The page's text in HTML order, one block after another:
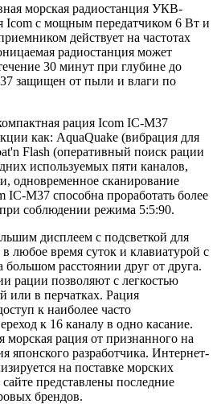
морская радиостанция УКВ-
Icom с мощным передатчиком 6 Вт и
действует на частотах
радиостанция может
30 минут при глубине до
защищен от пыли и влаги по
рация Icom IC-M37
как: AquaQuake (вибрация для
Flash (оперативный поиск рации
используемых пяти каналов,
одновременное сканирование
IC-M37 способна проработать более
при соблюдении режима 5:5:90.
дисплеем с подсветкой для
любое время суток и клавиатурой с
расстоянии друг от друга.
рации позволяют с легкостью
или в перчатках. Рация
к наиболее часто
к 16 каналу в одно касание.
рация от признанного на
японского разработчика. Интернет-
на поставке морских
представлены последние
брендов.